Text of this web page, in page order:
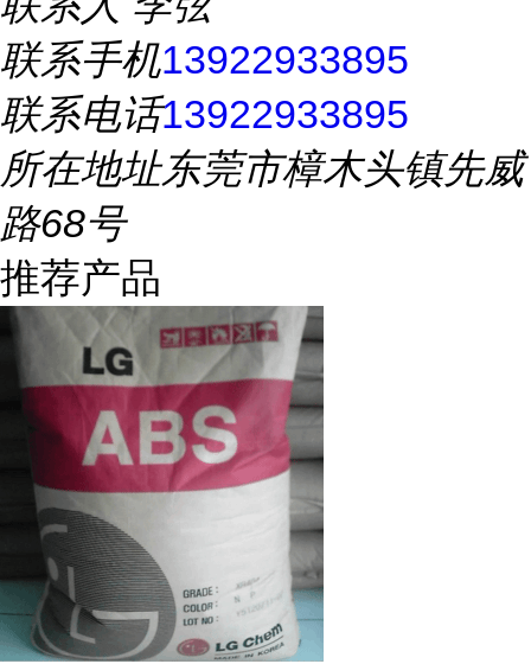
联系手机13922933895
联系电话13922933895
所在地址东莞市樟木头镇先威
路68号
推荐产品